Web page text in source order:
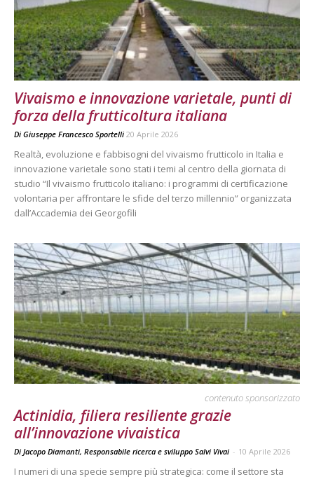
Vivaismo e innovazione varietale, punti di
forza della frutticoltura italiana
Di Giuseppe Francesco Sportelli 20 Aprile 2026
Realtà, evoluzione e fabbisogni del vivaismo frutticolo in Italia e
innovazione varietale sono stati i temi al centro della giornata di
studio “Il vivaismo frutticolo italiano: i programmi di certificazione
volontaria per affrontare le sfide del terzo millennio” organizzata
dall’Accademia dei Georgofili
contenuto sponsorizzato
Actinidia, filiera resiliente grazie
all’innovazione vivaistica
Di Jacopo Diamanti, Responsabile ricerca e sviluppo Salvi Vivai - 10 Aprile 2026
I numeri di una specie sempre più strategica: come il settore sta